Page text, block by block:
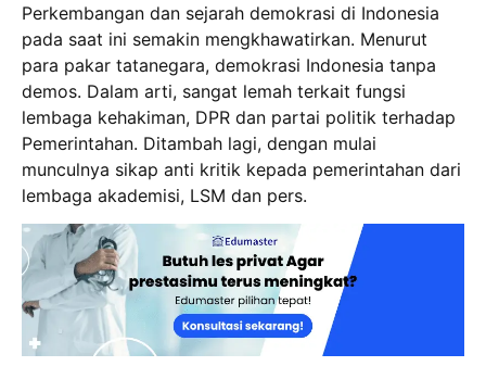
Perkembangan dan sejarah demokrasi di Indonesia
pada saat ini semakin mengkhawatirkan. Menurut
para pakar tatanegara, demokrasi Indonesia tanpa
demos. Dalam arti, sangat lemah terkait fungsi
lembaga kehakiman, DPR dan partai politik terhadap
Pemerintahan. Ditambah lagi, dengan mulai
munculnya sikap anti kritik kepada pemerintahan dari
lembaga akademisi, LSM dan pers.